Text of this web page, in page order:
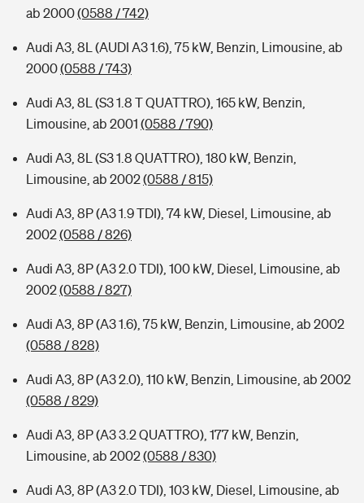
ab 2000(0588 / 742)
Audi A3, 8L (AUDI A3 1.6), 75 kW, Benzin, Limousine, ab
2000(0588 / 743)
Audi A3, 8L (S3 1.8 T QUATTRO), 165 kW, Benzin,
Limousine, ab 2001 (0588 / 790)
Audi A3, 8L (S3 1.8 QUATTRO), 180 kW, Benzin,
Limousine, ab 2002(0588 / 815)
Audi A3, 8P (A3 1.9 TDI), 74 kW, Diesel, Limousine, ab
2002(0588 / 826)
Audi A3, 8P (A3 2.0 TDI), 100 kW, Diesel, Limousine, ab
2002(0588 / 827)
Audi A3, 8P (A3 1.6), 75 kW, Benzin, Limousine, ab 2002
(0588 / 828)
Audi A3, 8P (A3 2.0), 110 kW, Benzin, Limousine, ab 2002
(0588 / 829)
Audi A3, 8P (A3 3.2 QUATTRO), 177 kW, Benzin,
Limousine, ab 2002(0588 / 830)
Audi A3, 8P (A3 2.0 TDI), 103 kW, Diesel, Limousine, ab